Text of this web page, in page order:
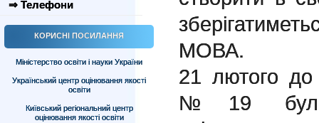
⇒ Телефони
КОРИСНІ ПОСИЛАННЯ
Міністерство освіти і науки України
Український центр оцінювання якості
освіти
Київський регіональний центр
оцінювання якості освіти
МОВА.
21 лютого
№19 було